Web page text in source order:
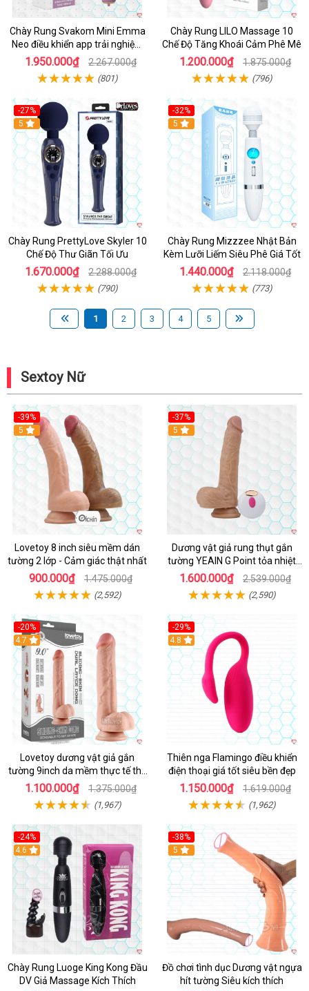
Chày Rung Svakom Mini Emma
Neo điều khiển app trải nghiệm
đỉnh
1.950.000₫ 2.267.000₫
(801)
Chày Rung LILO Massage 10
Chế Độ Tăng Khoái Cảm Phê Mê
1.200.000₫ 1.875.000₫
(796)
-27%
Hot
5
Chày Rung PrettyLove Skyler 10
Chế Độ Thư Giãn Tối Ưu
1.670.000₫ 2.288.000₫
(790)
-32%
Hot
5
Chày Rung Mizzzee Nhật Bản
Kèm Lưỡi Liếm Siêu Phê Giá Tốt
1.440.000₫ 2.118.000₫
(773)
1 2 3 4 5
Sextoy Nữ
-39%
Hot
5
Lovetoy 8 inch siêu mềm dán
tường 2 lớp - Cảm giác thật nhất
900.000₫ 1.475.000₫
(2,592)
-37%
5
Dương vật giả rung thụt gắn
tường YEAIN G Point tỏa nhiệt
điều khiển từ xa
1.600.000₫ 2.539.000₫
(2,590)
-20%
Hot
4.7
Lovetoy dương vật giả gắn
tường 9inch da mềm thực tế thú
vị
1.100.000₫ 1.375.000₫
(1,967)
-29%
Hot
4.8
Thiên nga Flamingo điều khiển
điện thoại giá tốt siêu bền đẹp
1.150.000₫ 1.619.000₫
(1,962)
-24%
4.6
Chày Rung Luoge King Kong Đầu
DV Giả Massage Kích Thích
-38%
Hot
5
Đồ chơi tình dục Dương vật ngựa
hít tường Siêu kích thích